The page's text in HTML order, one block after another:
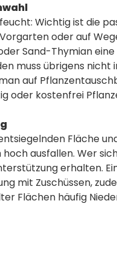
Wichtig ist die
oder auf
Sand-Thymian
muss übrigens
auf
oder kostenfrei
Fläche
ausfallen. Wer
erhalten.
mit Zuschüssen,
Flächen häufig